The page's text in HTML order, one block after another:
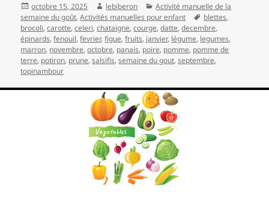
Publié
le
octobre 15, 2025 Auteur
lebiberon Catégories
Activité manuelle de la
semaine du goût,Activités manuelles pour enfant
Mots-
clés
blettes,
brocoli,carotte,celeri,chataigne,courge,datte,decembre,
épinards,fenouil,fevrier,figue,fruits, janvier, légume, legumes,
marron, novembre,octobre, panais, poire, pomme, pomme de
terre, potiron, prune,salsifis,semaine du gout,septembre,
topinambour